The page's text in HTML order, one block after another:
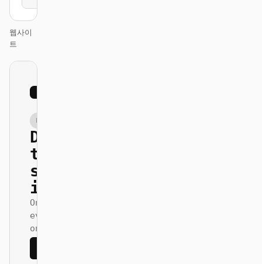
웹사이
트
KEYNOTE
Design
that
ships
itself.
One DESIGN.md —
every surface
on-brand.